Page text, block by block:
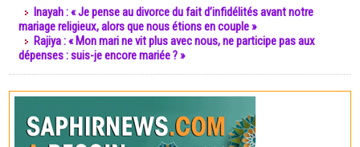
Inayah : « Je pense au divorce du fait d’infidélités avant notre
mariage religieux, alors que nous étions en couple »
Rajiya : « Mon mari ne vit plus avec nous, ne participe pas aux
dépenses : suis-je encore mariée ? »